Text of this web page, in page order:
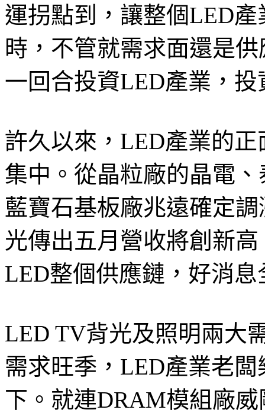
運拐點到，讓整個LED
時，不管就需求面還是
一回合投資LED產業，
許久以來，LED產業的
集中。從晶粒廠的晶電
藍寶石基板廠兆遠確定
光傳出五月營收將創新
LED整個供應鏈，好消息
LED TV背光及照明兩大
需求旺季，LED產業老
下。就連DRAM模組廠